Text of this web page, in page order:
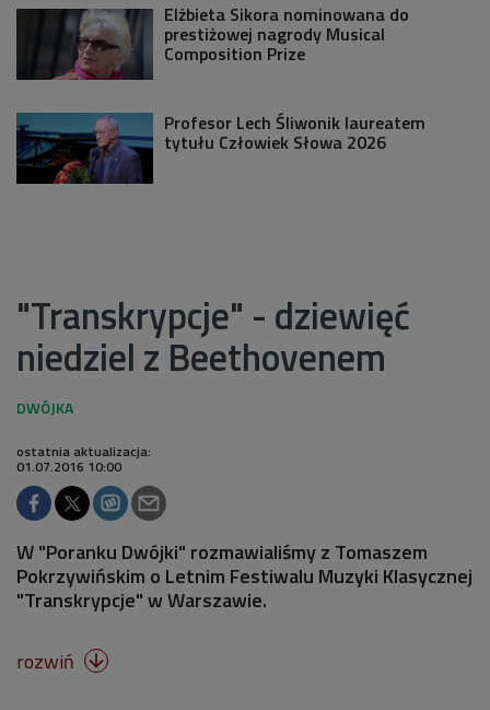
Elżbieta Sikora nominowana do
prestiżowej nagrody Musical
Composition Prize
Profesor Lech Śliwonik laureatem
tytułu Człowiek Słowa 2026
"Transkrypcje" - dziewięć
niedziel z Beethovenem
ostatnia aktualizacja:
01.07.2016 10:00
W "Poranku Dwójki" rozmawialiśmy z Tomaszem
Pokrzywińskim o Letnim Festiwalu Muzyki Klasycznej
"Transkrypcje" w Warszawie.
rozwiń 